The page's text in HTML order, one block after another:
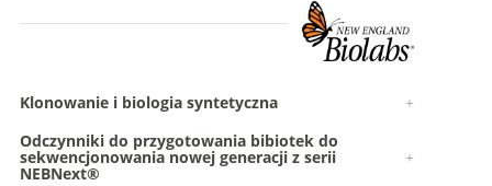
Klonowanie i biologia syntetyczna
Odczynniki do przygotowania bibiotek do
sekwencjonowania nowej generacji z serii
NEBNext®